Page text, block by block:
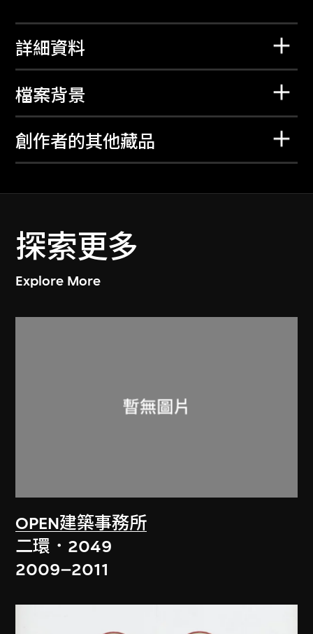
詳細資料
檔案背景
創作者的其他藏品
探索更多
Explore More
OPEN建築事務所
二環．2049
2009–2011